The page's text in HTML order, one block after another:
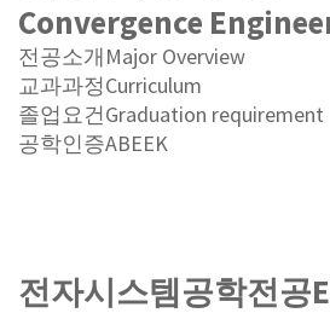
Convergence
전공소개Major Overview
교과과정Curriculum
졸업요건Graduation requirement
공학인증ABEEK
전자시스템공학전공